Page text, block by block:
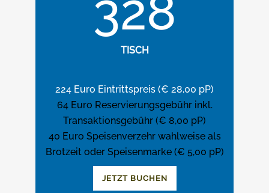
328
TISCH
224 Euro Eintrittspreis (€ 28,00 pP)
64 Euro Reservierungsgebühr inkl.
Transaktionsgebühr (€ 8,00 pP)
40 Euro Speisenverzehr wahlweise als
Brotzeit oder Speisenmarke (€ 5,00 pP)
JETZT BUCHEN